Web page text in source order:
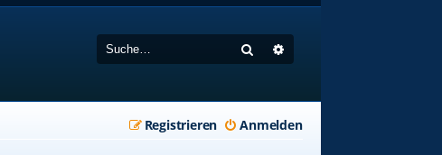
Suche
Anmelden
Registrieren